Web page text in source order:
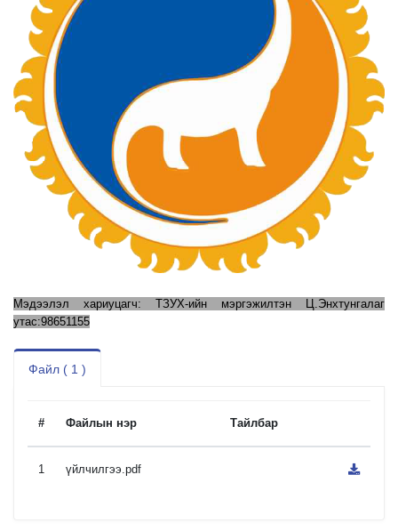
Мэдээлэл хариуцагч: ТЗУХ-ийн мэргэжилтэн Ц.Энхтунгалаг
утас:98651155
Файл ( 1 )
# Файлын нэр Тайлбар
1 үйлчилгээ.pdf